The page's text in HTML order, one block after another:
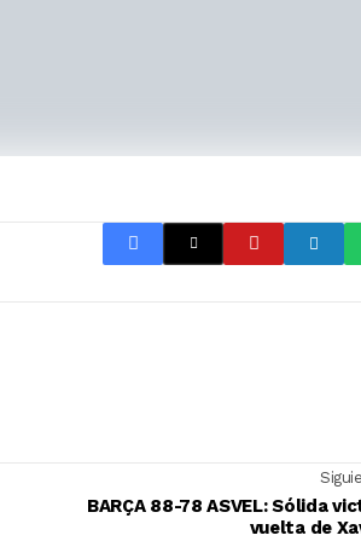
BARÇA 88-78 ASVEL: Sólida
vuelta de